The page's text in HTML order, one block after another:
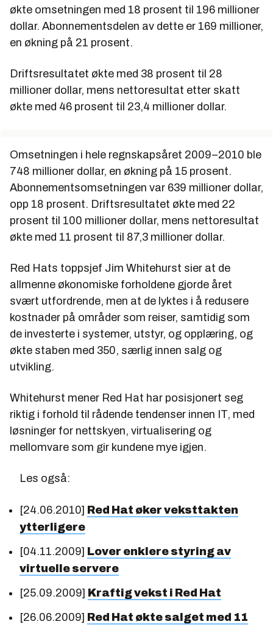
økte omsetningen med 18 prosent til 196 millioner
dollar. Abonnementsdelen av dette er 169 millioner,
en økning på 21 prosent.
Driftsresultatet økte med 38 prosent til 28
millioner dollar, mens nettoresultat etter skatt
økte med 46 prosent til 23,4 millioner dollar.
Omsetningen i hele regnskapsåret 2009–2010 ble
748 millioner dollar, en økning på 15 prosent.
Abonnementsomsetningen var 639 millioner dollar,
opp 18 prosent. Driftsresultatet økte med 22
prosent til 100 millioner dollar, mens nettoresultat
økte med 11 prosent til 87,3 millioner dollar.
Red Hats toppsjef Jim Whitehurst sier at de
allmenne økonomiske forholdene gjorde året
svært utfordrende, men at de lyktes i å redusere
kostnader på områder som reiser, samtidig som
de investerte i systemer, utstyr, og opplæring, og
økte staben med 350, særlig innen salg og
utvikling.
Whitehurst mener Red Hat har posisjonert seg
riktig i forhold til rådende tendenser innen IT, med
løsninger for nettskyen, virtualisering og
mellomvare som gir kundene mye igjen.
Les også:
[24.06.2010] Red Hat øker veksttakten
ytterligere
[04.11.2009] Lover enklere styring av
virtuelle servere
[25.09.2009] Kraftig vekst i Red Hat
[26.06.2009] Red Hat økte salget med 11